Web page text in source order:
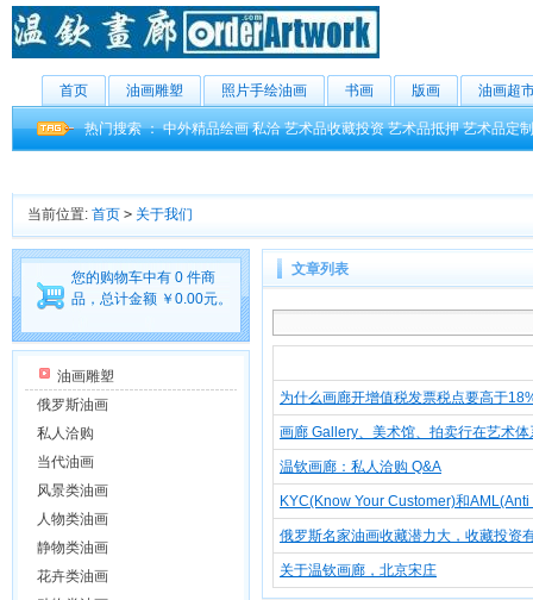
首页 油画雕塑 照片手绘油画 书画 版画 油画超
热门搜索 ：中外精品绘画 私洽 艺术品收藏投资 艺术品抵押 艺术品定制
当前位置: 首页 > 关于我们
您的购物车中有 0 件商
品，总计金额 ￥0.00元。
油画雕塑
俄罗斯油画
私人洽购
当代油画
风景类油画
人物类油画
静物类油画
花卉类油画
文章列表
为什么画廊开增值税发票税点要高于
画廊 Gallery、美术馆、拍卖行在艺术
温钦画廊：私人洽购 Q&A
KYC(Know Your Customer)和
俄罗斯名家油画收藏潜力大，收藏投资
关于温钦画廊，北京宋庄